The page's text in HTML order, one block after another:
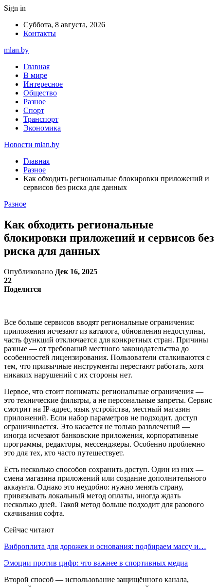
Sign in
Суббота, 8 августа, 2026
Контакты
mlan.by
Главная
В мире
Интересное
Общество
Разное
Спорт
Транспорт
Экономика
Новости mlan.by
Главная
Разное
Как обходить региональные блокировки приложений и
сервисов без риска для данных
Разное
Как обходить региональные
блокировки приложений и сервисов без
риска для данных
Опубликовано Дек 16, 2025
22
Поделится
Все больше сервисов вводят региональные ограничения:
приложения исчезают из каталога, обновления недоступны,
часть функций отключается для конкретных стран. Причины
разные — от требований местного законодательства до
особенностей лицензирования. Пользователи сталкиваются с
тем, что привычные инструменты перестают работать, хотя
никаких нарушений с их стороны нет.
Первое, что стоит понимать: региональные ограничения —
это технические фильтры, а не персональные запреты. Сервис
смотрит на IP-адрес, язык устройства, местный магазин
приложений. Если набор параметров не подходит, доступ
ограничивается. Это касается не только развлечений —
иногда исчезают банковские приложения, корпоративные
программы, редакторы, мессенджеры. Особенно проблемно
это для тех, кто часто путешествует.
Есть несколько способов сохранить доступ. Один из них —
смена магазина приложений или создание дополнительного
аккаунта. Однако это неудобно: нужно менять страну,
привязывать локальный метод оплаты, иногда ждать
несколько дней. Такой метод больше подходит для разового
скачивания софта.
Сейчас читают
Виброплита для дорожек и основания: подбираем массу и…
Эмоции против цифр: что важнее в спортивных медиа
Второй способ — использование защищённого канала,